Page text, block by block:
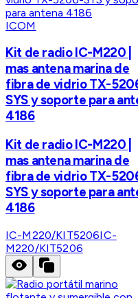
ICOM
Kit de radio IC-M220 |
mas antena marina de
fibra de vidrio TX-
SYS y soporte para
4186
Kit de radio IC-M220 |
mas antena marina de
fibra de vidrio TX-
SYS y soporte para
4186
IC-M220/KIT5206IC-
M220/KIT5206